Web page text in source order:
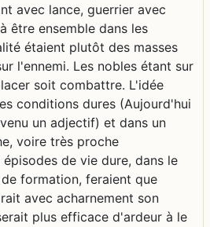
avec lance, guerrier avec
être ensemble dans les
étaient plutôt des masses
l'ennemi. Les nobles étant sur
soit combattre. L'idée
conditions dures (Aujourd'hui
un adjectif) et dans un
voire très proche
de vie dure, dans le
formation, feraient que
avec acharnement son
plus efficace d'ardeur à le